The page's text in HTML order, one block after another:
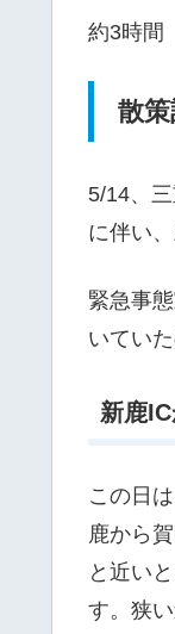
約3時間
散
5/14、
に伴い
緊急事
いてい
新鹿
この日
鹿から
と近い
す。狭